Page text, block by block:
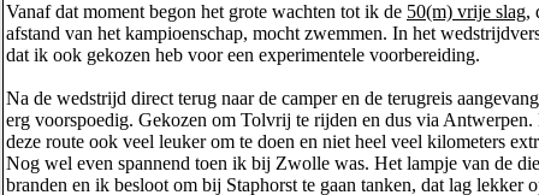
Vanaf dat moment begon het grote wachten tot ik de 50(m) vrije slag,
afstand van het kampioenschap, mocht zwemmen. In het
dat ik ook gekozen heb voor een experimentele voorbereiding.
Na de wedstrijd direct terug naar de camper en de terugreis
erg voorspoedig. Gekozen om Tolvrij te rijden en dus via
deze route ook veel leuker om te doen en niet heel veel kilometers
Nog wel even spannend toen ik bij Zwolle was. Het lampje van de
branden en ik besloot om bij Staphorst te gaan tanken, dat lag lekker